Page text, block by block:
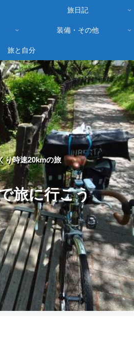
り時速20kmの旅
旅に行こう
旅日記
装備・その他
旅と自分